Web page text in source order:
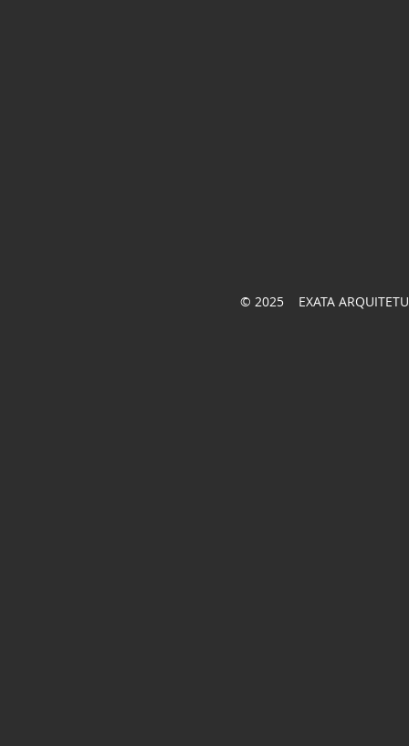
© 2025 EXATA